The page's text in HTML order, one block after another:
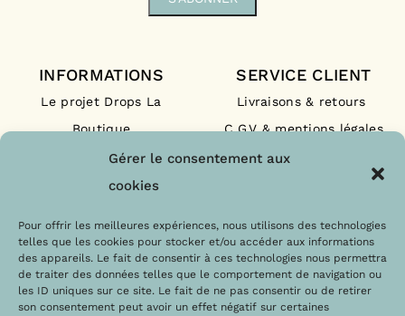
Gérer le consentement aux
cookies
Pour offrir les meilleures expériences, nous utilisons des technologies
telles que les cookies pour stocker et/ou accéder aux informations
des appareils. Le fait de consentir à ces technologies nous permettra
de traiter des données telles que le comportement de navigation ou
les ID uniques sur ce site. Le fait de ne pas consentir ou de retirer
son consentement peut avoir un effet négatif sur certaines
INFORMATIONS
Le projet Drops La
Boutique
Nos engagements
Les labels
SERVICE CLIENT
Livraisons & retours
C.G.V & mentions légales
F.A.Q